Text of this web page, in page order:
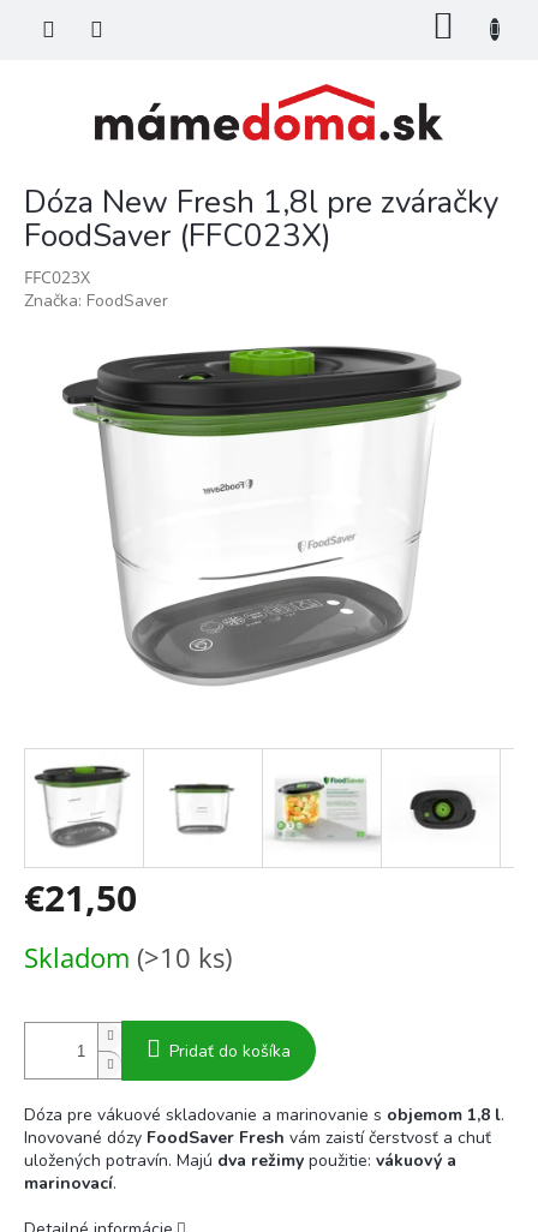
Dóza New Fresh 1,8l pre zváračky
FoodSaver (FFC023X)
FFC023X
Značka: FoodSaver
€21,50
cena:
Skladom (>10 ks)
Pridať do košíka
Dóza pre vákuové skladovanie a marinovanie s objemom 1,8 l.
Inovované dózy FoodSaver Fresh vám zaistí čerstvosť a chuť
uložených potravín. Majú dva režimy použitie: vákuový a
marinovací.